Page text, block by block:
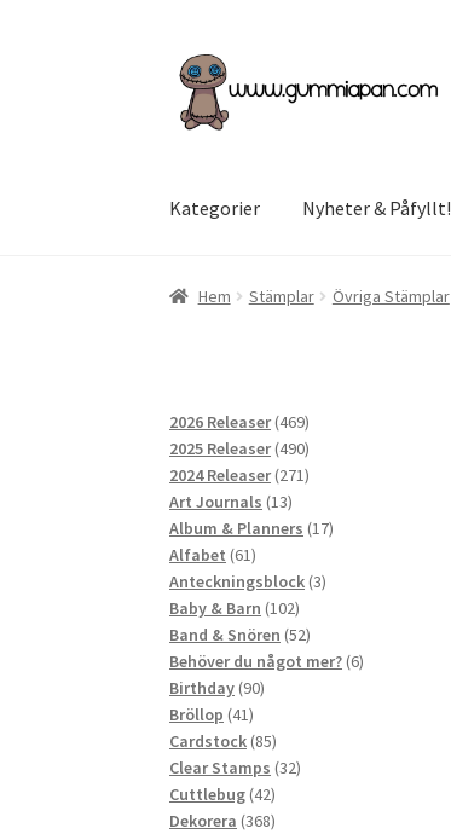
Hoppa
till
navigering
Hoppa
till
innehåll
Kategorier Nyheter & Påfyllt!
Hem Stämplar Övriga Stämplar
2026 Releaser 469469
produkter
2025 Releaser 490490
produkter
2024 Releaser 271271
Art Journals 1313
produkter
Album & Planners 1717
Alfabet 6161
produkter
Anteckningsblock 33
Baby & Barn 102102
produkter
Band & Snören 5252
produkter
Behöver du något mer? 66
Birthday 9090
Bröllop 4141
produkter
Cardstock 8585
produkter
Clear Stamps 3232
Cuttlebug 4242
produkter
Dekorera 368368